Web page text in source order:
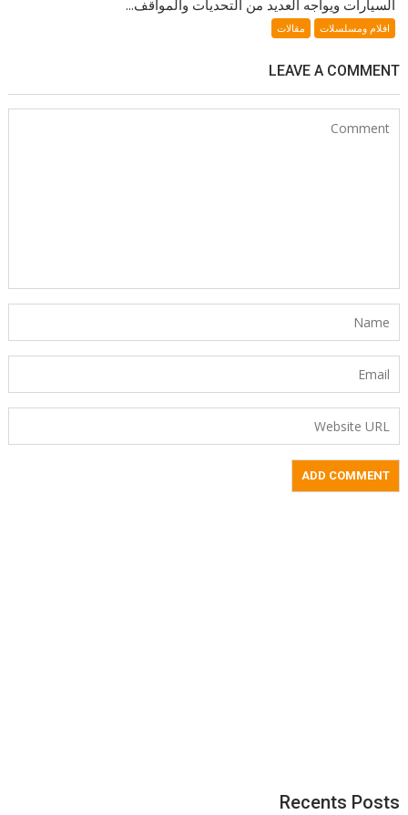
السيارات ويواجه العديد من التحديات والمواقف...
افلام ومسلسلات مقالات
LEAVE A COMMENT
Recents Posts